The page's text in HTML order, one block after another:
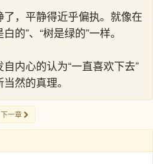
，平静得近乎偏执。就像在
的”、“树是绿的”一样。
内心的认为“一直喜欢下去”
然的真理。
下一章